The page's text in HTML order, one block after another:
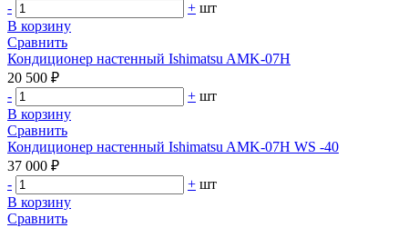
-
+ шт
В корзину
Сравнить
Кондиционер настенный Ishimatsu AMK-07H
20 500 ₽
-
+ шт
В корзину
Сравнить
Кондиционер настенный Ishimatsu AMK-07H WS -40
37 000 ₽
-
+ шт
В корзину
Сравнить